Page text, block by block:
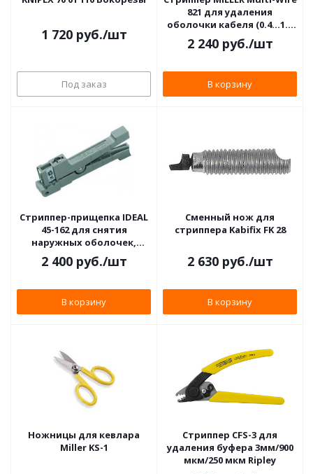
1 720руб./шт
Под заказ
821 для удаления
оболочки кабеля (0.4…1.3
мм)
2 240руб./шт
В корзину
Стриппер-прищепка IDEAL
45-162 для снятия
наружных оболочек,
d<=3мм
2 400руб./шт
В корзину
Сменный нож для
стриппера Kabifix FK 28
2 630руб./шт
В корзину
Ножницы для кевлара
Мiller KS-1
Стриппер CFS-3 для
удаления буфера 3мм/900
мкм/250 мкм Ripley